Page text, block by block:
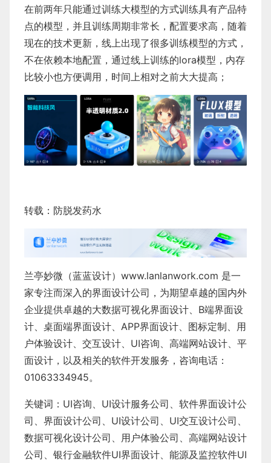
在前两年只能通过训练大模型的方式训练具有产品特
点的模型，并且训练周期非常长，配置要求高，随着
现在的技术更新，线上出现了很多训练模型的方式，
不在依赖本地配置，通过线上训练的lora模型，内存
比较小也方便调用，时间上相对之前大大提高；
转载： 防脱发药水
兰亭妙微（蓝蓝设计） www.lanlanwork.com 是一
家专注而深入的界面设计公司，为期望卓越的国内外
企业提供卓越的大数据可视化界面设计
B端界面设
计
桌面端界面设计 APP界面设计 图标定制
用
户体验设计
交互设计 UI咨询 高端网站设计
平
面设计 ，以及相关的软件开发服务，咨询电话：
01063334945。
关键词： UI咨询 UI设计服务公司
软件界面设计公
司、界面设计公司、 UI设计公司 UI交互设计公司
数据可视化设计公司
用户体验公司
高端网站设计
公司
银行金融软件UI界面设计 能源及监控软件UI